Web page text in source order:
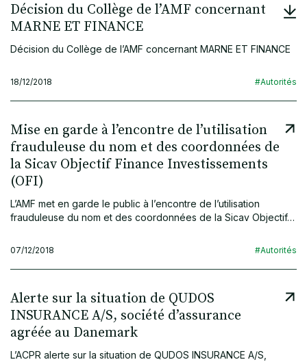
Décision du Collège de l’AMF concernant
MARNE ET FINANCE
Décision du Collège de l’AMF concernant MARNE ET FINANCE
18/12/2018 #Autorités
Mise en garde à l’encontre de l’utilisation
frauduleuse du nom et des coordonnées de
la Sicav Objectif Finance Investissements
(OFI)
L’AMF met en garde le public à l’encontre de l’utilisation
frauduleuse du nom et des coordonnées de la Sicav Objectif…
07/12/2018 #Autorités
Alerte sur la situation de QUDOS
INSURANCE A/S, société d’assurance
agréée au Danemark
L’ACPR alerte sur la situation de QUDOS INSURANCE A/S,